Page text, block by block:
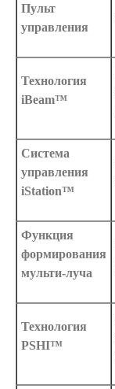
Пульт
управления
Технология
iBeam™
Система
управления
iStation™
Функция
формирования
мульти-луча
Технология
PSHI™